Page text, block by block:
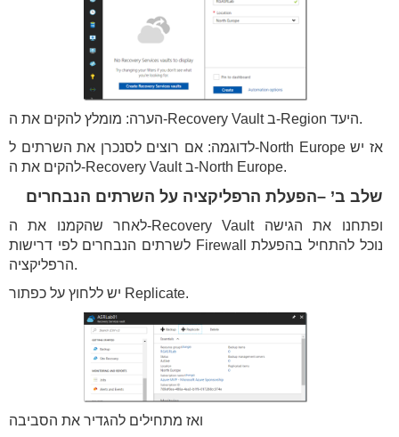
הערה: מומלץ להקים את ה-Recovery Vault ב-Region היעד.
לדוגמה: אם רוצים לסנכרן את השרתים ל-North Europe אז יש
להקים את ה-Recovery Vault ב-North Europe.
שלב ב’ –הפעלת הרפליקציה על השרתים הנבחרים
לאחר שהקמנו את ה-Recovery Vault ופתחנו את הגישה
לשרתים הנבחרים לפי דרישות Firewall נוכל להתחיל בהפעלת
הרפליקציה.
יש ללחוץ על כפתור Replicate.
ואז מתחילים להגדיר את הסביבה